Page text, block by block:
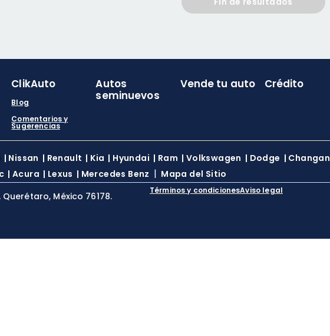
ClikAuto
Blog
Comentarios y
Sugerencias
Autos
seminuevos
Vende tu auto Crédito
| Nissan | Renault | Kia | Hyundai | Ram | Volkswagen | Dodge | Changan
| Acura | Lexus | Mercedes Benz | Mapa del Sitio
México 76178.
Términos y condicionesAviso legal